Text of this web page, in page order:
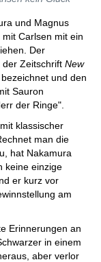
und Magnus
Carlsen mit ein
Der
der Zeitschrift New
und den
Sauron
der Ringe".
klassischer
man die
hat Nakamura
keine einzige
er kurz vor
am
Erinnerungen an
in einem
aber verlor